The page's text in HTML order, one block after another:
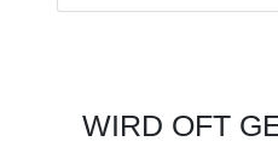
WIRD OFT